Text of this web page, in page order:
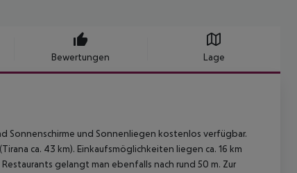
Bewertungen Lage
Sonnenschirme und Sonnenliegen kostenlos verfügbar.
ca. 43 km). Einkaufsmöglichkeiten liegen ca. 16 km
gelangt man ebenfalls nach rund 50 m. Zur